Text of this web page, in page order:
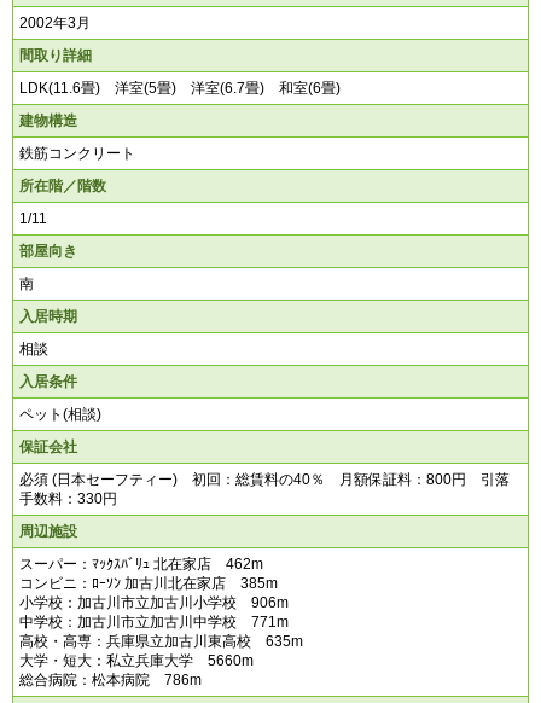
2002年3月
間取り詳細
LDK(11.6畳) 洋室(5畳) 洋室(6.7畳) 和室(6畳)
建物構造
鉄筋コンクリート
所在階／階数
1/11
部屋向き
南
入居時期
相談
入居条件
ペット(相談)
保証会社
必須 (日本セーフティー) 初回：総賃料の40％ 月額保証料：800円 引落
手数料：330円
周辺施設
スーパー：ﾏｯｸｽﾊﾞﾘｭ 北在家店 462m
コンビニ：ﾛｰｿﾝ 加古川北在家店 385m
小学校：加古川市立加古川小学校 906m
中学校：加古川市立加古川中学校 771m
高校・高専：兵庫県立加古川東高校 635m
大学・短大：私立兵庫大学 5660m
総合病院：松本病院 786m